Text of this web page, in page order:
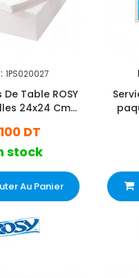
1PS020027
Table ROSY
24x24 Cm
DT
stock
Au Panier